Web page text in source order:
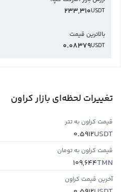
USDT
233,310
بالاترین قیمت
USDT
0.08379
تغییرات لحظه‌ای بازار کراون
قیمت کراون به تتر
USDT
0.5912
قیمت کراون به تومان
TMN
109,644
آخرین قیمت کراون